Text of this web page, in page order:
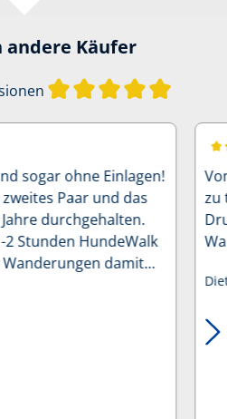
andere Käufer
sogar ohne Einlagen!
Paar und das
durchgehalten.
2 Stunden HundeWalk
damit
nur empfehlen!
zu